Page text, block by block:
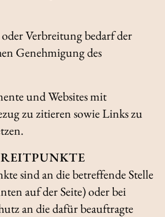
Verbreitung bedarf der
Genehmigung des
und Websites mit
zu zitieren sowie Links zu
sind an die betreffende Stelle
auf der Seite) oder bei
an die dafür beauftragte